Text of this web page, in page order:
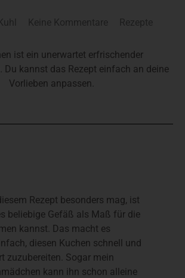
Keine Kommentare Rezepte
ist ein unerwartet erfrischender
Du kannst das Rezept einfach an deine
Vorlieben anpassen.
Rezept besonders mag, ist
beliebige Gefäß als Maß für die
kannst. Das macht es
diesen Kuchen schnell und
zuzubereiten. Sogar mein
kann ihn schon alleine